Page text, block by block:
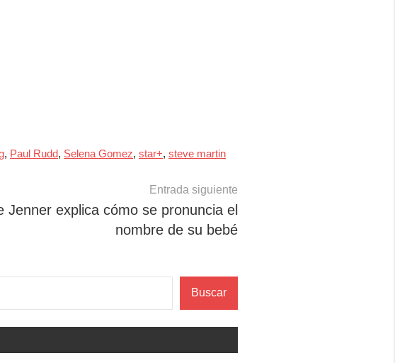
, Paul Rudd, Selena Gomez, star+, steve martin
Entrada siguiente
Jenner explica cómo se pronuncia el
nombre de su bebé
Buscar